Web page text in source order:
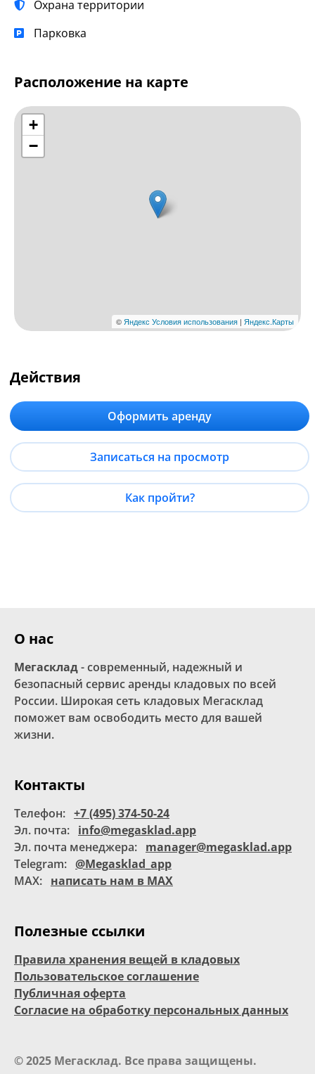
Охрана территории
Парковка
Расположение на карте
Действия
Оформить аренду
Записаться на просмотр
Как пройти?
О нас
Мегасклад- современный, надежный и
безопасный сервис аренды кладовых по всей
России. Широкая сеть кладовых Мегасклад
поможет вам освободить место для вашей
жизни.
Контакты
Телефон: +7 (495) 374-50-24
Эл. почта: info@megasklad.app
Эл. почта менеджера: manager@megasklad.app
Telegram: @Megasklad_app
MAX: написать нам в MAX
Полезные ссылки
Правила хранения вещей в кладовых
Пользовательское соглашение
Публичная оферта
Согласие на обработку персональных данных
© 2025 Мегасклад. Все права защищены.